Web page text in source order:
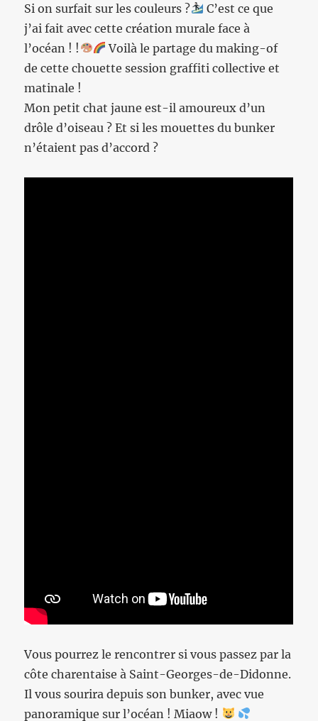
Si on surfait sur les couleurs ?
C’est ce que
j’ai fait avec cette création murale face à
l’océan ! !
Voilà le partage du making-of
de cette chouette session graffiti collective et
matinale !
Mon petit chat jaune est-il amoureux d’un
drôle d’oiseau ? Et si les mouettes du bunker
n’étaient pas d’accord ?
Vous pourrez le rencontrer si vous passez par la
côte charentaise à Saint-Georges-de-Didonne.
Il vous sourira depuis son bunker, avec vue
panoramique sur l’océan ! Miaow !